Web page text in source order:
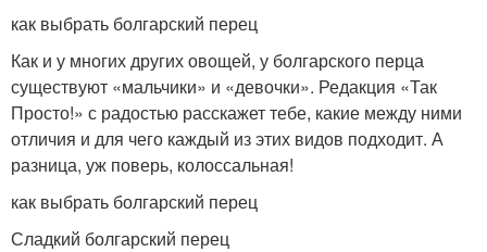
как выбрать болгарский перец
Как и у многих других овощей, у болгарского перца
существуют «мальчики» и «девочки». Редакция «Так
Просто!» с радостью расскажет тебе, какие между ними
отличия и для чего каждый из этих видов подходит. А
разница, уж поверь, колоссальная!
как выбрать болгарский перец
Сладкий болгарский перец